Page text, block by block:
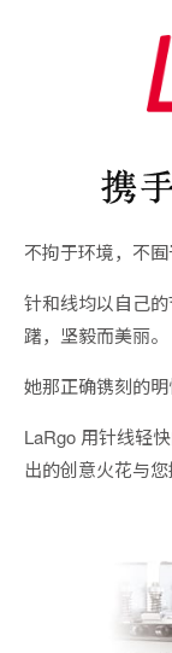
不拘于环境，不
针和线均以自己的
躇，坚毅而美丽。
她那正确镌刻的明
LaRgo 用针线轻
出的创意火花与您